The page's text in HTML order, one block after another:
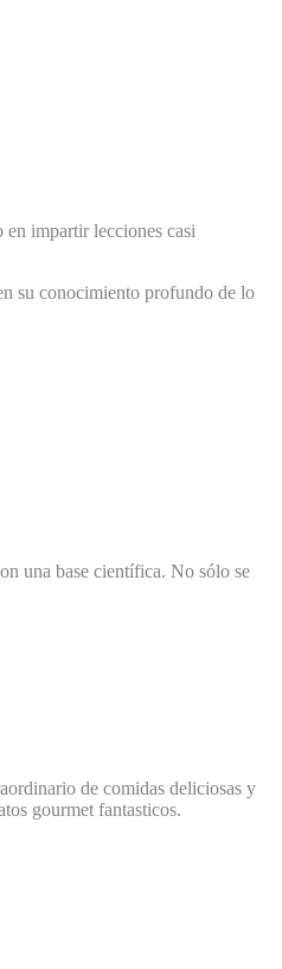
impartir lecciones casi
su conocimiento profundo de lo
una base científica. No sólo se
de comidas deliciosas y
gourmet fantasticos.